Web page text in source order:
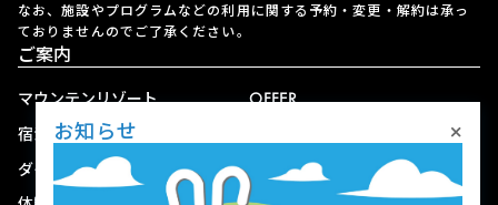
なお、施設やプログラムなどの利用に関する予約・変更・解約は承っ
ておりませんのでご了承ください。
ご案内
マウンテンリゾート
宿泊
ダイニング
OFFER
お知らせ ×